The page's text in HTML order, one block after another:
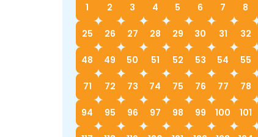
1 2 3 4 5 6 7 8
25 26 27 28 29 30 31 32
48 49 50 51 52 53 54 55
71 72 73 74 75 76 77 78
94 95 96 97 98 99 100 101